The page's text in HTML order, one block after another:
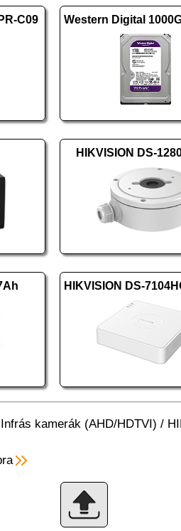
C09
HIKVISION DS-
Infrás kamerák (AHD/HDTVI) /